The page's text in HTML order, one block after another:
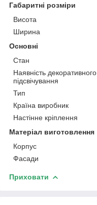
Габаритні розміри
Висота
Ширина
Основні
Стан
Наявність декоративного
підсвічування
Тип
Країна виробник
Настінне кріплення
Матеріал виготовлення
Корпус
Фасади
Приховати